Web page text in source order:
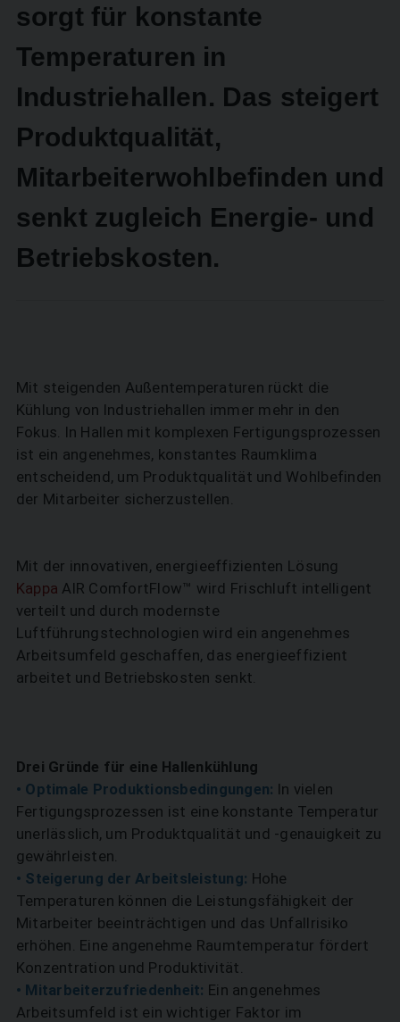
sorgt für konstante
Temperaturen in
Industriehallen. Das steigert
­Produktqualität,
Mitarbeiterwohlbefinden und
senkt zugleich Energie- und
Betriebskosten.
Mit steigenden Außentemperaturen rückt die
Kühlung von Industriehallen immer mehr in den
Fokus. In Hallen mit komplexen Fertigungsprozessen
ist ein angenehmes, konstantes Raumklima
entscheidend, um Produktqualität und Wohlbefinden
der Mitarbeiter sicherzustellen.
Mit der innovativen, energieeffizienten Lösung
Kappa AIR ComfortFlow™ wird Frischluft intelligent
verteilt und durch modernste
Luftführungstechnologien wird ein angenehmes
Arbeitsumfeld geschaffen, das energieeffizient
arbeitet und Betriebskosten senkt.
Drei Gründe für eine Hallenkühlung
• Optimale Produktionsbedingungen: In vielen
Fertigungsprozessen ist eine konstante Temperatur
unerlässlich, um Produktqualität und -genauigkeit zu
gewährleisten.
• Steigerung der Arbeitsleistung: Hohe
Temperaturen können die Leistungsfähigkeit der
Mitarbeiter beeinträchtigen und das Unfallrisiko
erhöhen. Eine angenehme Raumtemperatur fördert
Konzentration und Produktivität.
• Mitarbeiterzufriedenheit: Ein angenehmes
Arbeitsumfeld ist ein wichtiger Faktor im